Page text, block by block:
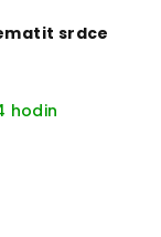
srdce
hodin